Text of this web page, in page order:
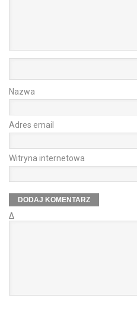
Nazwa
Adres email
Witryna internetowa
Δ